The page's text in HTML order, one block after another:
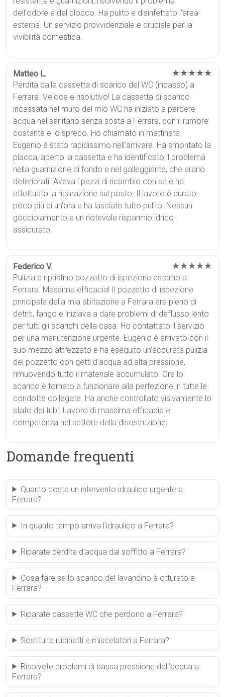
dell'odore e del blocco. Ha pulito e disinfettato l'area
esterna. Un servizio provvidenziale e cruciale per la
vivibilità domestica.
Matteo L. ★★★★★
Perdita dalla cassetta di scarico del WC (incasso) a
Ferrara. Veloce e risolutivo! La cassetta di scarico
incassata nel muro del mio WC ha iniziato a perdere
acqua nel sanitario senza sosta a Ferrara, con il rumore
costante e lo spreco. Ho chiamato in mattinata.
Eugenio è stato rapidissimo nell'arrivare. Ha smontato la
placca, aperto la cassetta e ha identificato il problema
nella guarnizione di fondo e nel galleggiante, che erano
deteriorati. Aveva i pezzi di ricambio con sé e ha
effettuato la riparazione sul posto. Il lavoro è durato
poco più di un'ora e ha lasciato tutto pulito. Nessun
gocciolamento e un notevole risparmio idrico
assicurato.
Federico V. ★★★★★
Pulizia e ripristino pozzetto di ispezione esterno a
Ferrara. Massima efficacia! Il pozzetto di ispezione
principale della mia abitazione a Ferrara era pieno di
detriti, fango e iniziava a dare problemi di deflusso lento
per tutti gli scarichi della casa. Ho contattato il servizio
per una manutenzione urgente. Eugenio è arrivato con il
suo mezzo attrezzato e ha eseguito un'accurata pulizia
del pozzetto con getti d'acqua ad alta pressione,
rimuovendo tutto il materiale accumulato. Ora lo
scarico è tornato a funzionare alla perfezione in tutte le
condotte collegate. Ha anche controllato visivamente lo
stato dei tubi. Lavoro di massima efficacia e
competenza nel settore della disostruzione.
Domande frequenti
Quanto costa un intervento idraulico urgente a
Ferrara?
In quanto tempo arriva l’idraulico a Ferrara?
Riparate perdite d’acqua dal soffitto a Ferrara?
Cosa fare se lo scarico del lavandino è otturato a
Ferrara?
Riparate cassette WC che perdono a Ferrara?
Sostituite rubinetti e miscelatori a Ferrara?
Risolvete problemi di bassa pressione dell’acqua a
Ferrara?